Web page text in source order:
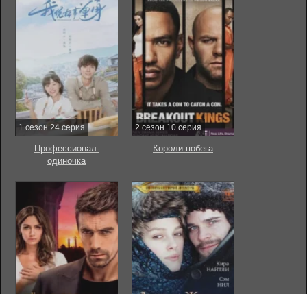
1 сезон 24 серия
Профессионал-
одиночка
2 сезон 10 серия
Короли побега